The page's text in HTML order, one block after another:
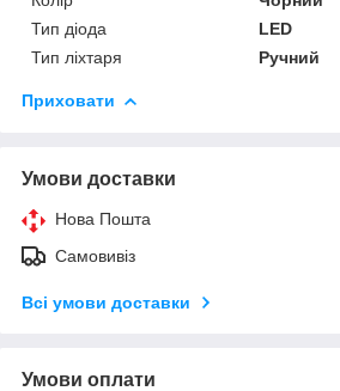
Тип діода
LED
Тип ліхтаря
Ручний
Приховати
Умови доставки
Нова Пошта
Самовивіз
Всі умови доставки
Умови оплати